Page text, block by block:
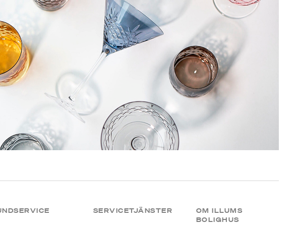
SERVICETJÄNSTER
OM ILLUMS
BOLIGHUS